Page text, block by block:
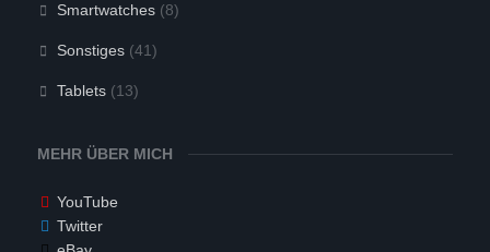
Smartwatches(8)
Sonstiges(41)
Tablets(13)
MEHR ÜBER MICH
YouTube
Twitter